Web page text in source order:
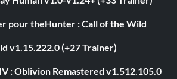
pour theHunter : Call of the Wild
v1.15.222.0 (+27 Trainer)
: Oblivion Remastered v1.512.105.0